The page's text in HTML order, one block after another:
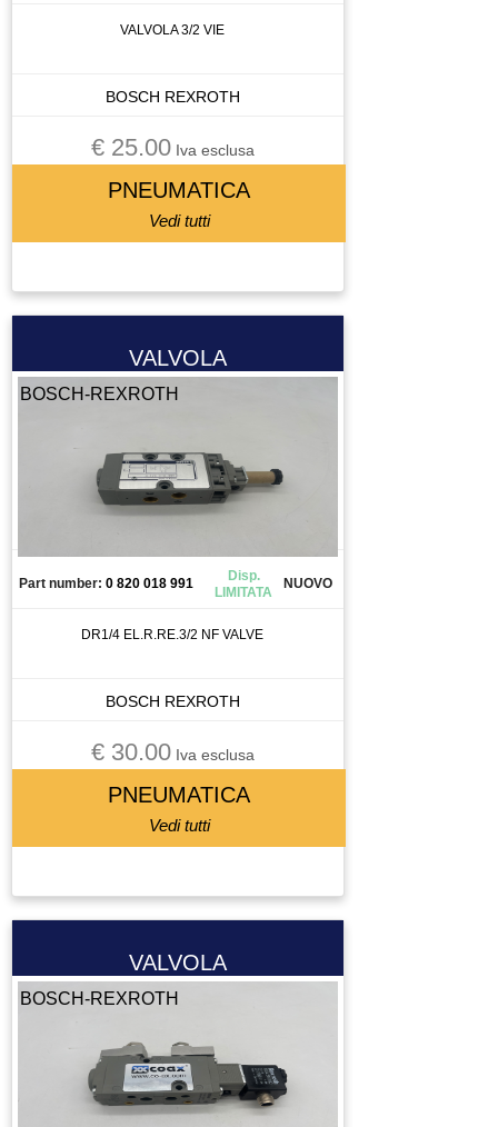
SISTEMA DI SERRAGGIO
SISTEMA DI VISIONE
SORGENTE LASER
STRUMENTO DI MISURA
TAVOLA GIREVOLE
TAVOLA ROTANTE
TELECOMANDO
TERMOREGOLATORE
TESTA PER FRESA
TOOL CHANGE
UTENSILE
VITE A RICIRCOLO DI SFERE
ZIONAMENTO
VALVOLA 3/2 VIE
BOSCH REXROTH
€ 25.00Iva esclusa
PNEUMATICA
Vedi tutti
VALVOLA
BOSCH-REXROTH
Part number: 0 820 018 991
Disp.
LIMITATA
NUOVO
DR1/4 EL.R.RE.3/2 NF VALVE
BOSCH REXROTH
€ 30.00Iva esclusa
PNEUMATICA
Vedi tutti
VALVOLA
BOSCH-REXROTH